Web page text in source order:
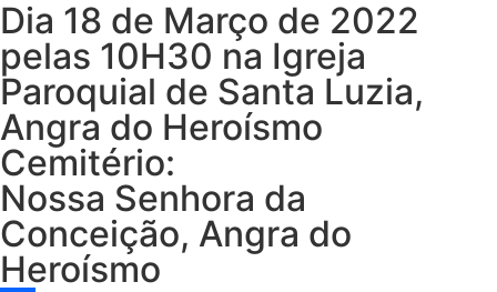
Dia 18 de Março de 2022
pelas 10H30 na Igreja
Paroquial de Santa Luzia,
Angra do Heroísmo
Cemitério:
Nossa Senhora da
Conceição, Angra do
Heroísmo